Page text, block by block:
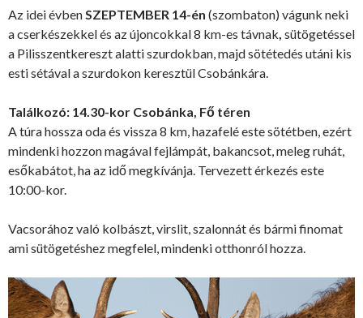
Az idei évbenSZEPTEMBER 14-én (szombaton) vágunk neki
a cserkészekkel és az újoncokkal 8 km-es távnak, sütögetéssel
a Pilisszentkereszt alatti szurdokban, majd sötétedés utáni kis
esti sétával a szurdokon keresztül Csobánkára.
Találkozó: 14.30-kor Csobánka, Fő téren
A túra hossza oda és vissza 8 km, hazafelé este sötétben, ezért
mindenki hozzon magával fejlámpát, bakancsot, meleg ruhát,
esőkabátot, ha az idő megkívánja. Tervezett érkezés este
10:00-kor.
Vacsorához való kolbászt, virslit, szalonnát és bármi finomat
ami sütögetéshez megfelel, mindenki otthonról hozza.